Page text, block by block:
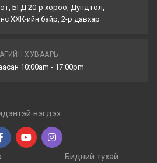
БГД 20-р хороо, Дунд гол,
ХХК-ийн байр, 2-р давхар
ХУВААРЬ
10:00am - 17:00pm
нэгдэх
Бидний тухай